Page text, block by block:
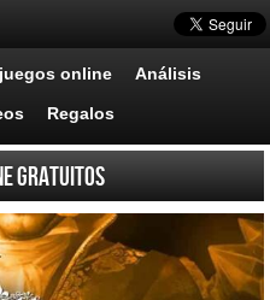
online Análisis
Regalos
gratuitos